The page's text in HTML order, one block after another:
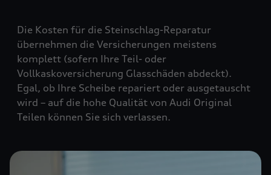
Die Kosten für die Steinschlag-Reparatur
übernehmen die Versicherungen meistens
komplett (sofern Ihre Teil- oder
Vollkaskoversicherung Glasschäden abdeckt).
Egal, ob Ihre Scheibe repariert oder ausgetauscht
wird – auf die hohe Qualität von Audi Original
Teilen können Sie sich verlassen.